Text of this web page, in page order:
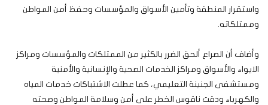
واستقرار المنطقة وتأمين الأسواق والمؤسسات وحفظ أمن المواطن
وممتلكاته.
وأضاف أن الصراع ألحق الضرر بالكثير من الممتلكات والمؤسسات ومراكز
الايواء والأسواق ومراكز الخدمات الصحية والإنسانية والأمنية
ومستشفى الجنينة التعليمي، كما عطلت الاشتباكات خدمات المياه
والكهرباء ودقت ناقوس الخطر على أمن وسلامة المواطن وصحته